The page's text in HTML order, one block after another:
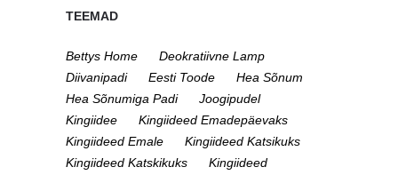
TEEMAD
Bettys Home
Deokratiivne Lamp
Diivanipadi
Eesti Toode
Hea Sõnum
Hea Sõnumiga Padi
Joogipudel
Kingiidee
Kingiideed Emadepäevaks
Kingiideed Emale
Kingiideed Katsikuks
Kingiideed Katskikuks
Kingiideed